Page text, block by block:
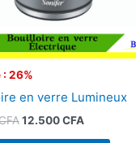
: 26%
en verre Lumineux
12.500CFA